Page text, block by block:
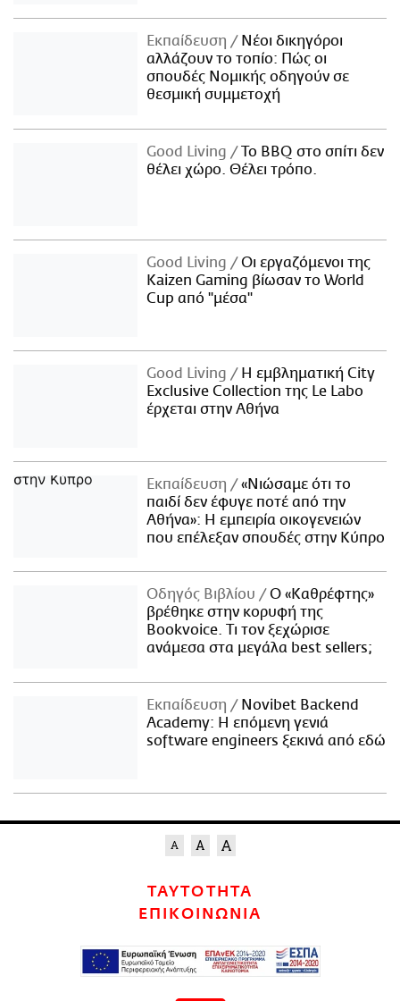
Εκπαίδευση
Νέοι δικηγόροι
αλλάζουν το τοπίο: Πώς οι
σπουδές Νομικής οδηγούν σε
θεσμική συμμετοχή
Good Living
Το BBQ στο σπίτι δεν
θέλει χώρο. Θέλει τρόπο.
Good Living
Οι εργαζόμενοι της
Kaizen Gaming βίωσαν το World
Cup από "μέσα"
Good Living
Η εμβληματική City
Exclusive Collection της Le Labo
έρχεται στην Αθήνα
Εκπαίδευση
«Νιώσαμε ότι το
παιδί δεν έφυγε ποτέ από την
Αθήνα»: Η εμπειρία οικογενειών
που επέλεξαν σπουδές στην Κύπρο
Οδηγός Βιβλίου
Ο «Καθρέφτης»
βρέθηκε στην κορυφή της
Bookvoice. Τι τον ξεχώρισε
ανάμεσα στα μεγάλα best sellers;
Εκπαίδευση
Novibet Backend
Academy: Η επόμενη γενιά
software engineers ξεκινά από εδώ
ΤΑΥΤΟΤΗΤΑ
ΕΠΙΚΟΙΝΩΝΙΑ